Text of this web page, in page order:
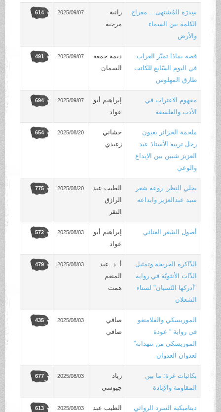
سِدرَة المُشتهى… معراج
الكلمة بين السماء
والأرض
رانية
مرجية
2025/09/07
614
قصة بماذا تميّز الغراب
في اليوم السّابع للكاتب
طارق المهلوس
ديمة جمعة
السمان
2025/09/07
491
مفهوم الاغتراب في
الأدب والفلسفة
إبراهيم أبو
عواد
2025/09/07
694
ملحمة الجزائر بعيون
رجل تربية الأستاذ عبد
العزيز شبين بين الإبداع
والوعي
حشاني
زغيدي
2025/08/20
654
يجلي النظر..روعة شعر
سيد عبدالعزيز وابداعه
الطيب عبد
الرازق
النقر
2025/08/20
775
أصول الشعر الغنائي
إبراهيم أبو
عواد
2025/08/03
572
الذّاكرة الجريحة وتمثيل
الذّات الأنثويّة في رواية
"أدركها النّسيان" لسناء
الشعلان
أ. د. عبد
المنعم
همت
2025/08/03
479
الموريسكي والفلامنغو
في رواية “ عودة
الموريسكي من تنهداته”
لعدوان العدوان
صافي
صافي
2025/08/03
435
بكائيات غزة: ما بين
المقاومة والإبادة
جيوسي
2025/08/03
677
ديناميكية السرد الروائي
الطيب عبد
2025/08/03
613